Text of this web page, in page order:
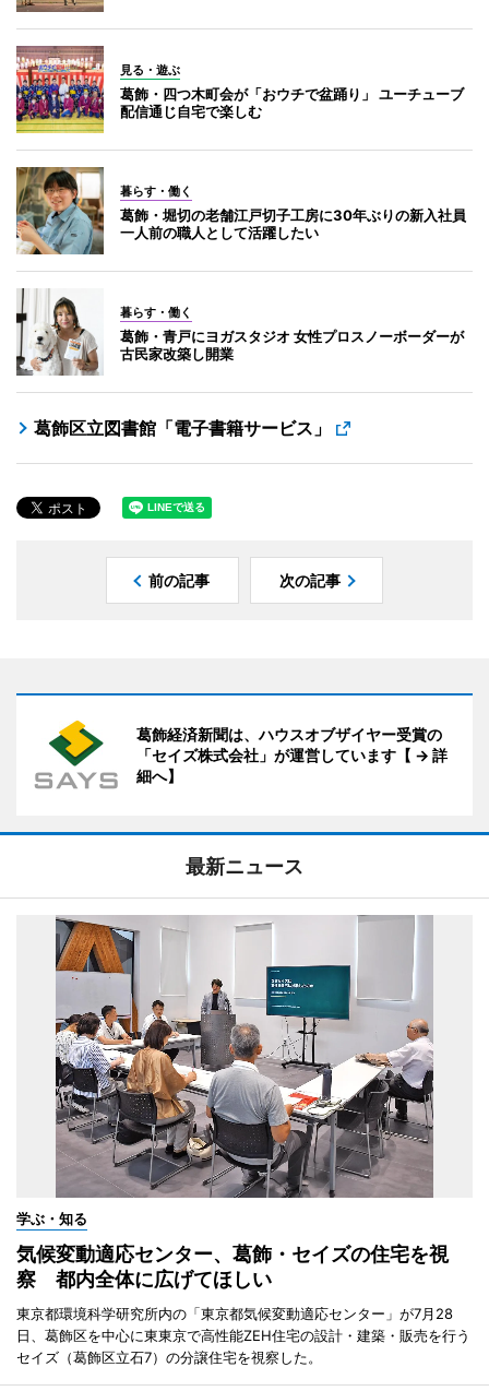
見る・遊ぶ
葛飾・四つ木町会が「おウチで盆踊り」 ユーチューブ
配信通じ自宅で楽しむ
暮らす・働く
葛飾・堀切の老舗江戸切子工房に30年ぶりの新入社員
一人前の職人として活躍したい
暮らす・働く
葛飾・青戸にヨガスタジオ 女性プロスノーボーダーが
古民家改築し開業
葛飾区立図書館「電子書籍サービス」
前の記事 次の記事
葛飾経済新聞は、ハウスオブザイヤー受賞の
「セイズ株式会社」が運営しています【 → 詳
細へ】
最新ニュース
学ぶ・知る
気候変動適応センター、葛飾・セイズの住宅を視
察 都内全体に広げてほしい
東京都環境科学研究所内の「東京都気候変動適応センター」が7月28
日、葛飾区を中心に東東京で高性能ZEH住宅の設計・建築・販売を行う
セイズ（葛飾区立石7）の分譲住宅を視察した。